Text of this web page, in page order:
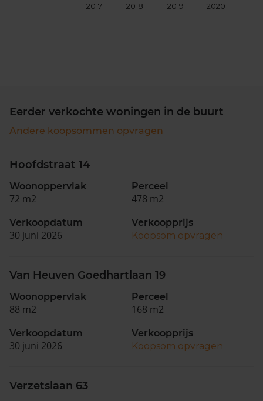
2017 2018 2019 2020
Eerder verkochte woningen in de buurt
Andere koopsommen opvragen
Hoofdstraat 14
Woonoppervlak
72 m2
Perceel
478 m2
Verkoopdatum
30 juni 2026
Verkoopprijs
Koopsom opvragen
Van Heuven Goedhartlaan 19
Woonoppervlak
88 m2
Perceel
168 m2
Verkoopdatum
30 juni 2026
Verkoopprijs
Koopsom opvragen
Verzetslaan 63